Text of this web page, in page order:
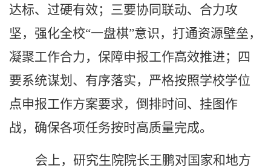
达标、过硬有效；三要协同联动、合力攻
坚，强化全校“一盘棋”意识，打通资源壁垒，
凝聚工作合力，保障申报工作高效推进；四
要系统谋划、有序落实，严格按照学校学位
点申报工作方案要求，倒排时间、挂图作
战，确保各项任务按时高质量完成。
会上，研究生院院长王鹏对国家和地方